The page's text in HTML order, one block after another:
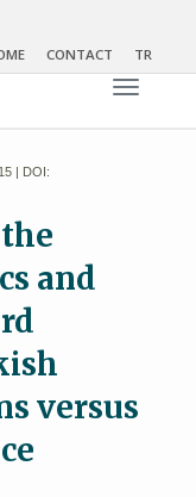
CONTACT TR
Toggle
| DOI:
and
versus